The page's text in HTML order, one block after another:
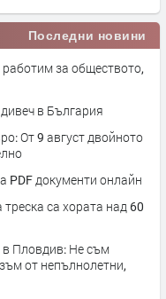
Последни новини
за обществото,
в България
От 9 август двойното
PDF документи онлайн
са хората над 60
в Пловдив: Не съм
от непълнолетни,